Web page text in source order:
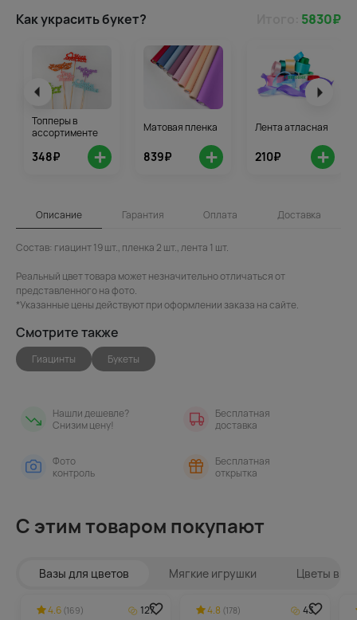
Как украсить букет? 5830₽
Топперы в
ассортименте
348₽ +
Матовая пленка
839₽ +
Лента атласная
210₽ +
Описание Гарантия Оплата Доставка
Состав: гиацинт 19 шт., пленка 2 шт., лента 1 шт.
Реальный цвет товара может незначительно отличаться от
представленного на фото.
*Указанные цены действуют при оформлении заказа на сайте.
Смотрите также
Гиацинты Букеты
Нашли дешевле?
Снизим цену!
Бесплатная
доставка
Фото
контроль
Бесплатная
открытка
С этим товаром покупают
Вазы для цветов Мягкие игрушки Цветы в
4.6 (169) 127 4.8 (178) 43